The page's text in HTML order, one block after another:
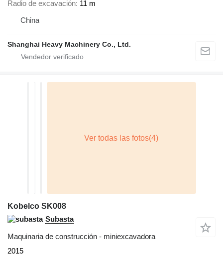
Radio de excavación 11 m
China
Shanghai Heavy Machinery Co., Ltd.
Kobelco SK008
Subasta
Maquinaria de construcción - miniexcavadora
2015